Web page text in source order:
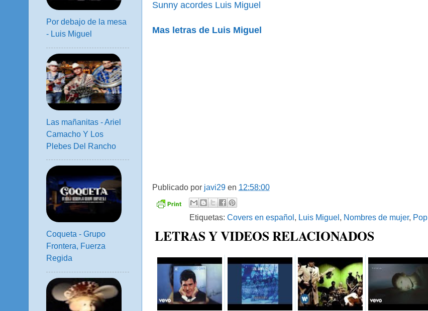
Sunny acordes Luis Miguel
Mas letras de Luis Miguel
Publicado por javi29 en 12:58:00
Etiquetas: Covers en español , Luis Miguel , Nombres de mujer, Pop
LETRAS Y VIDEOS RELACIONADOS
Por debajo de la mesa
- Luis Miguel
Las mañanitas - Ariel
Camacho Y Los
Plebes Del Rancho
Coqueta - Grupo
Frontera, Fuerza
Regida